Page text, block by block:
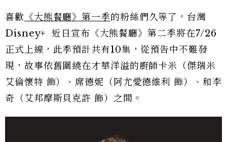
喜歡 《大熊餐廳》第一季的粉絲們久等了，台灣
Disney+ 近日宣布《大熊餐廳》第二季將在7/26
正式上線，此季預計共有10集，從預告中不難發
現，故事依舊圍繞在才華洋溢的廚師卡米（傑瑞米
艾倫懷特 飾）、席德妮（阿尤愛德維利 飾）、和李
奇（艾邦摩斯貝克許 飾）之間。